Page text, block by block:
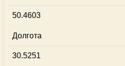
50.4603
Долгота
30.5251